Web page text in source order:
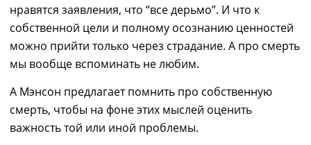
нравятся заявления, что “все дерьмо”. И что к
собственной цели и полному осознанию ценностей
можно прийти только через страдание. А про смерть
мы вообще вспоминать не любим.
А Мэнсон предлагает помнить про собственную
смерть, чтобы на фоне этих мыслей оценить
важность той или иной проблемы.